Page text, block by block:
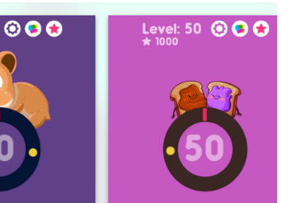
iPad en iPod touch met iOS versie 11.0 of
4 jaar
om 00:42.